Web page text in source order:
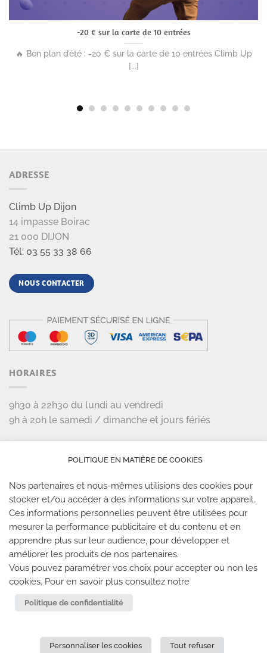
-20 € sur la carte de 10 entrées
🔥 Bon plan d’été : -20 € sur la carte de 10 entrées Climb Up
[...]
ADRESSE
Climb Up Dijon
14 impasse Boirac
21 000 DIJON
Tél: 03 55 33 38 66
NOUS CONTACTER
HORAIRES
9h30 à 22h30 du lundi au vendredi
9h à 20h le samedi / dimanche et jours fériés
LES SALLES CLIMB UP
Climb Up vous accueille dans ses salles, partout en
France
TROUVE TA SALLE
POLITIQUE EN MATIÈRE DE COOKIES
Nos partenaires et nous-mêmes utilisions des cookies pour
stocker et/ou accéder à des informations sur votre appareil.
Ces informations personnelles peuvent être utilisées pour
mesurer la performance publicitaire et du contenu et en
apprendre plus sur leur audience, pour développer et
améliorer les produits de nos partenaires.
Vous pouvez paramétrer vos choix pour accepter ou non les
cookies. Pour en savoir plus consultez notre
Politique de confidentialité
Personnaliser les cookies Tout refuser